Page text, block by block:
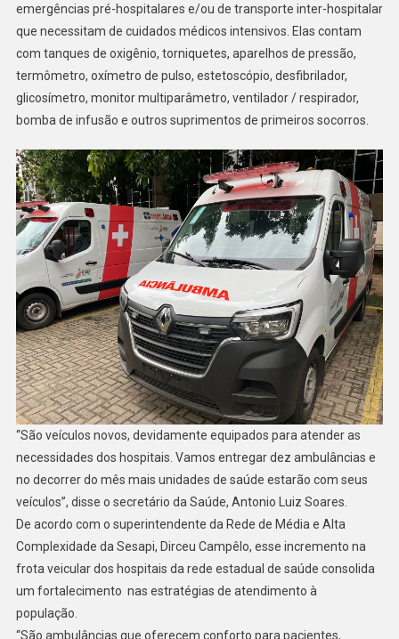
emergências pré-hospitalares e/ou de transporte inter-hospitalar
que necessitam de cuidados médicos intensivos. Elas contam
com tanques de oxigênio, torniquetes, aparelhos de pressão,
termômetro, oxímetro de pulso, estetoscópio, desfibrilador,
glicosímetro, monitor multiparâmetro, ventilador / respirador,
bomba de infusão e outros suprimentos de primeiros socorros.
“São veículos novos, devidamente equipados para atender as
necessidades dos hospitais. Vamos entregar dez ambulâncias e
no decorrer do mês mais unidades de saúde estarão com seus
veículos”, disse o secretário da Saúde, Antonio Luiz Soares.
De acordo com o superintendente da Rede de Média e Alta
Complexidade da Sesapi, Dirceu Campêlo, esse incremento na
frota veicular dos hospitais da rede estadual de saúde consolida
um fortalecimento nas estratégias de atendimento à
população.
“São ambulâncias que oferecem conforto para pacientes,